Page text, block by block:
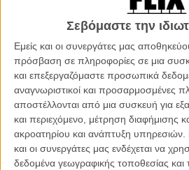
Σεβόμαστε την
Εμείς και οι συνεργάτες μας
πρόσβαση σε πληροφορίες σε μια
και επεξεργαζόμαστε προσωπικά
αναγνωριστικοί και προσαρμοσμένες
αποστέλλονται από μια συσκευή για
και περιεχόμενο, μέτρηση διαφήμισης
ακροατηρίου και ανάπτυξη υπηρεσιών.
και οι συνεργάτες μας ενδέχεται να
δεδομένα γεωγραφικής τοποθεσίας
όσους τη βρίσκουν με τα gay sites που